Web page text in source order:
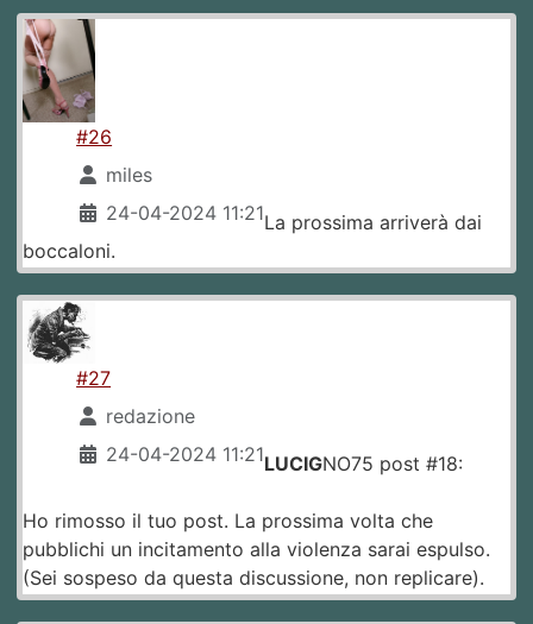
#26
miles
24-04-2024 11:21La prossima arriverà dai
boccaloni.
#27
redazione
24-04-2024 11:21LUCIGNO75 post #18:
Ho rimosso il tuo post. La prossima volta che
pubblichi un incitamento alla violenza sarai espulso.
(Sei sospeso da questa discussione, non replicare).